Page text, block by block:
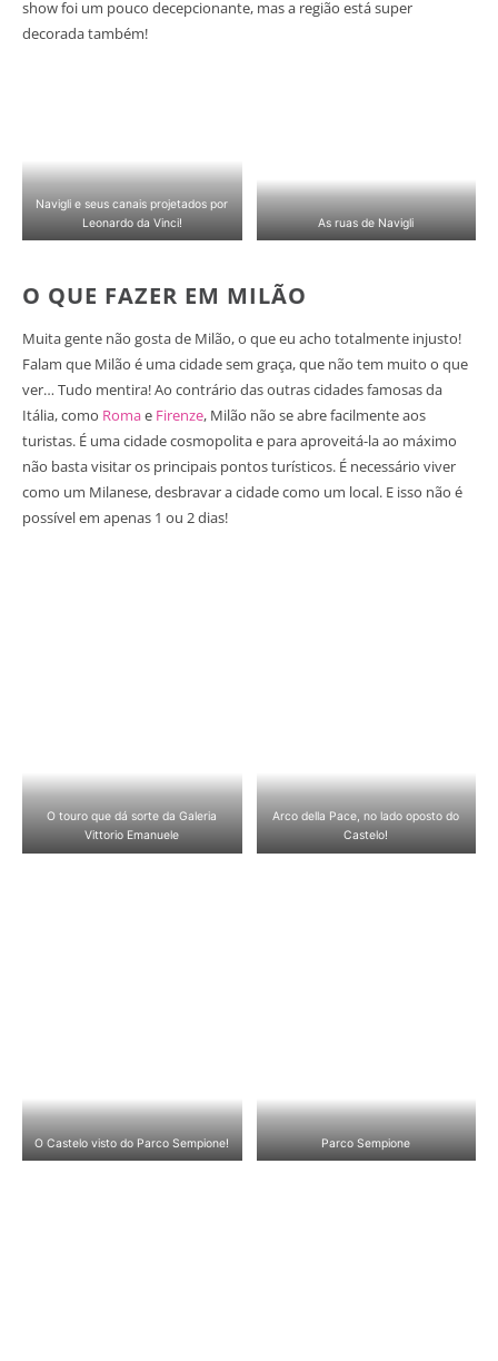
show foi um pouco decepcionante, mas a região está super
decorada também!
Navigli e seus canais projetados por
Leonardo da Vinci!
As ruas de Navigli
O QUE FAZER EM MILÃO
Muita gente não gosta de Milão, o que eu acho totalmente injusto!
Falam que Milão é uma cidade sem graça, que não tem muito o que
ver… Tudo mentira! Ao contrário das outras cidades famosas da
Itália, como Romae Firenze, Milão não se abre facilmente aos
turistas. É uma cidade cosmopolita e para aproveitá-la ao máximo
não basta visitar os principais pontos turísticos. É necessário viver
como um Milanese, desbravar a cidade como um local. E isso não é
possível em apenas 1 ou 2 dias!
O touro que dá sorte da Galeria
Vittorio Emanuele
Arco della Pace, no lado oposto do
Castelo!
O Castelo visto do Parco Sempione! Parco Sempione